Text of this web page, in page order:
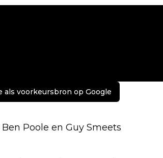
als voorkeursbron op Google
Poole en Guy Smeets